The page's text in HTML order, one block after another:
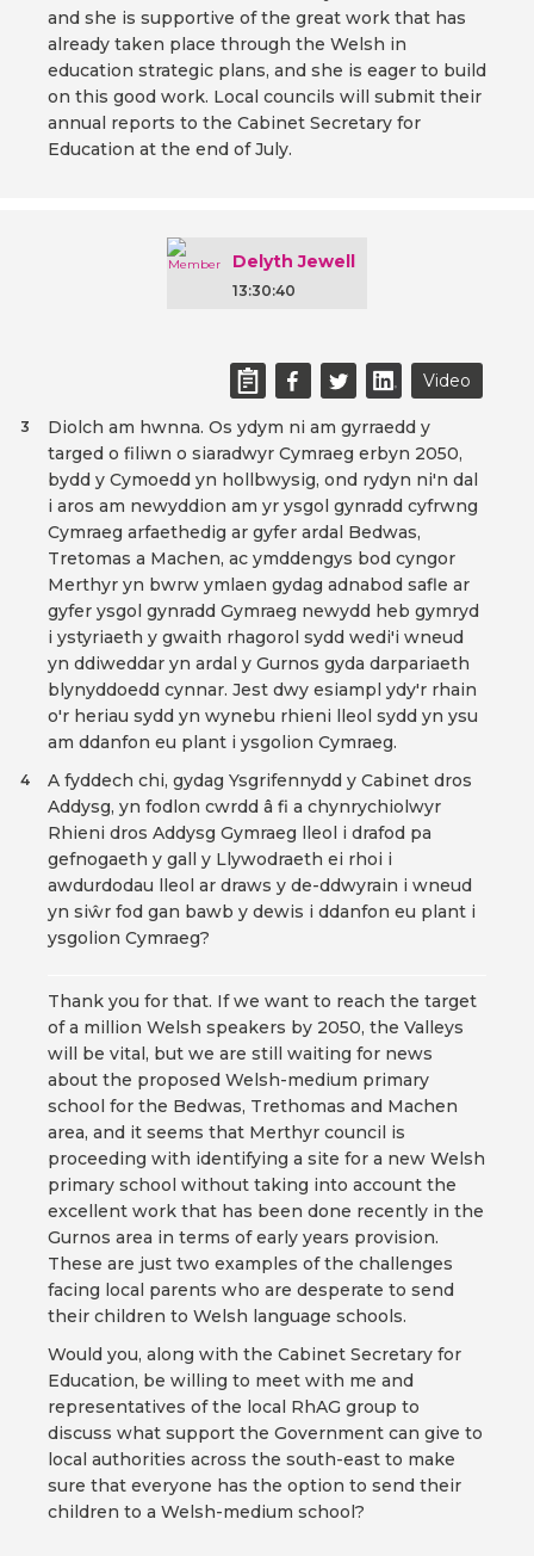
and she is supportive of the great work that has
already taken place through the Welsh in
education strategic plans, and she is eager to build
on this good work. Local councils will submit their
annual reports to the Cabinet Secretary for
Education at the end of July.
Delyth Jewell
13:30:40
Video
Diolch am hwnna. Os ydym ni am gyrraedd y
targed o filiwn o siaradwyr Cymraeg erbyn 2050,
bydd y Cymoedd yn hollbwysig, ond rydyn ni'n dal
i aros am newyddion am yr ysgol gynradd cyfrwng
Cymraeg arfaethedig ar gyfer ardal Bedwas,
Tretomas a Machen, ac ymddengys bod cyngor
Merthyr yn bwrw ymlaen gydag adnabod safle ar
gyfer ysgol gynradd Gymraeg newydd heb gymryd
i ystyriaeth y gwaith rhagorol sydd wedi'i wneud
yn ddiweddar yn ardal y Gurnos gyda darpariaeth
blynyddoedd cynnar. Jest dwy esiampl ydy'r rhain
o'r heriau sydd yn wynebu rhieni lleol sydd yn ysu
am ddanfon eu plant i ysgolion Cymraeg.
3
A fyddech chi, gydag Ysgrifennydd y Cabinet dros
Addysg, yn fodlon cwrdd â fi a chynrychiolwyr
Rhieni dros Addysg Gymraeg lleol i drafod pa
gefnogaeth y gall y Llywodraeth ei rhoi i
awdurdodau lleol ar draws y de-ddwyrain i wneud
yn siŵr fod gan bawb y dewis i ddanfon eu plant i
ysgolion Cymraeg?
4
Thank you for that. If we want to reach the target
of a million Welsh speakers by 2050, the Valleys
will be vital, but we are still waiting for news
about the proposed Welsh-medium primary
school for the Bedwas, Trethomas and Machen
area, and it seems that Merthyr council is
proceeding with identifying a site for a new Welsh
primary school without taking into account the
excellent work that has been done recently in the
Gurnos area in terms of early years provision.
These are just two examples of the challenges
facing local parents who are desperate to send
their children to Welsh language schools.
Would you, along with the Cabinet Secretary for
Education, be willing to meet with me and
representatives of the local RhAG group to
discuss what support the Government can give to
local authorities across the south-east to make
sure that everyone has the option to send their
children to a Welsh-medium school?